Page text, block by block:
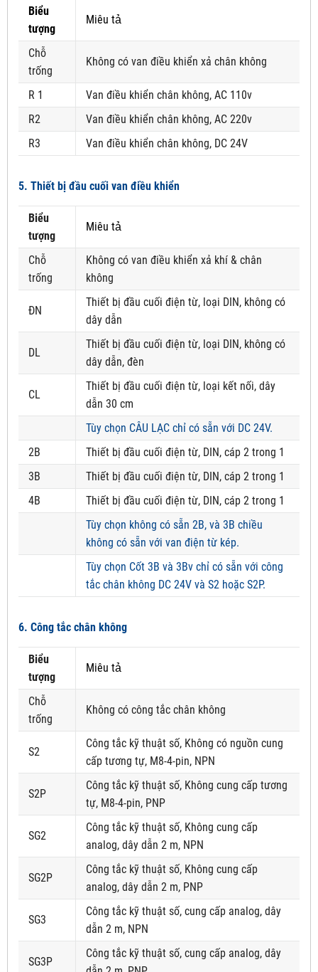
Biểu
tượng
Miêu tả
Chỗ
trống
Không có van điều khiển xả chân không
R 1
Van điều khiển chân không, AC 110v
R2
Van điều khiển chân không, AC 220v
R3
Van điều khiển chân không, DC 24V
5. Thiết bị đầu cuối van điều khiển
Biểu
tượng
Miêu tả
Chỗ
trống
Không có van điều khiển xả khí & chân
không
ĐN
Thiết bị đầu cuối điện từ, loại DIN, không có
dây dẫn
DL
Thiết bị đầu cuối điện từ, loại DIN, không có
dây dẫn, đèn
CL
Thiết bị đầu cuối điện từ, loại kết nối, dây
dẫn 30 cm
Tùy chọn CÂU LẠC chỉ có sẵn với DC 24V.
2B
Thiết bị đầu cuối điện từ, DIN, cáp 2 trong 1
3B
Thiết bị đầu cuối điện từ, DIN, cáp 2 trong 1
4B
Thiết bị đầu cuối điện từ, DIN, cáp 2 trong 1
Tùy chọn không có sẵn 2B, và 3B chiều
không có sẵn với van điện từ kép.
Tùy chọn Cốt 3B và 3Bv chỉ có sẵn với công
tắc chân không DC 24V và S2 hoặc S2P.
6. Công tắc chân không
Biểu
tượng
Miêu tả
Chỗ
trống
Không có công tắc chân không
S2
Công tắc kỹ thuật số, Không có nguồn cung
cấp tương tự, M8-4-pin, NPN
S2P
Công tắc kỹ thuật số, Không cung cấp tương
tự, M8-4-pin, PNP
SG2
Công tắc kỹ thuật số, Không cung cấp
analog, dây dẫn 2 m, NPN
SG2P
Công tắc kỹ thuật số, Không cung cấp
analog, dây dẫn 2 m, PNP
SG3
Công tắc kỹ thuật số, cung cấp analog, dây
dẫn 2 m, NPN
SG3P
Công tắc kỹ thuật số, cung cấp analog, dây